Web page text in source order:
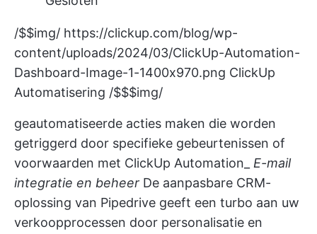
/$$img/ https://clickup.com/blog/wp-
content/uploads/2024/03/ClickUp-Automation-
Dashboard-Image-1-1400x970.png ClickUp
Automatisering /$$$img/
geautomatiseerde acties maken die worden
getriggerd door specifieke gebeurtenissen of
voorwaarden met ClickUp Automation_ E-mail
integratie en beheer De aanpasbare CRM-
oplossing van Pipedrive geeft een turbo aan uw
verkoopprocessen door personalisatie en